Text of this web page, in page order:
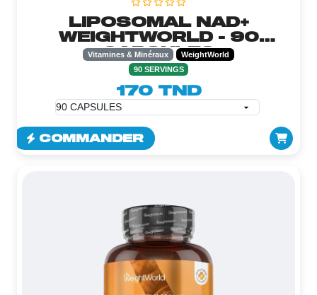
LIPOSOMAL NAD+
WEIGHTWORLD - 90
CAPSULES
Vitamines & Minéraux
WeightWorld
90 SERVINGS
170 TND
COMMANDER